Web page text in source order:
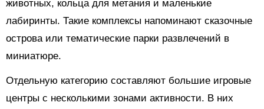
животных, кольца для метания и маленькие
лабиринты. Такие комплексы напоминают сказочные
острова или тематические парки развлечений в
миниатюре.
Отдельную категорию составляют большие игровые
центры с несколькими зонами активности. В них